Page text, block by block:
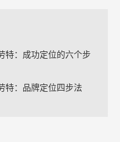
特：成功定位的六个步
特：品牌定位四步法